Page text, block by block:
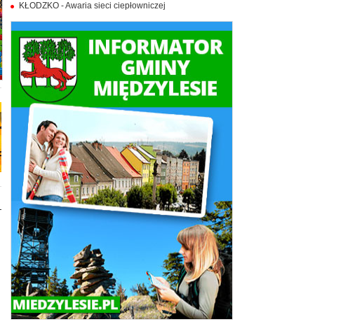
KŁODZKO - Awaria sieci ciepłowniczej